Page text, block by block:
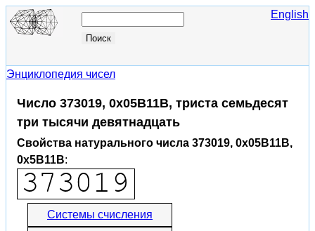
English
Энциклопедия чисел
Число 373019, 0x05B11B, триста семьдесят
три тысячи девятнадцать
Свойства натурального числа 373019, 0x05B11B,
0x5B11B:
Системы счисления